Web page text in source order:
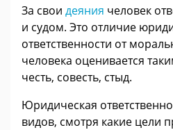
За свои деяния человек
и судом. Это отличие
ответственности от
человека оценивается
честь, совесть, стыд.
Юридическая
видов, смотря какие цели